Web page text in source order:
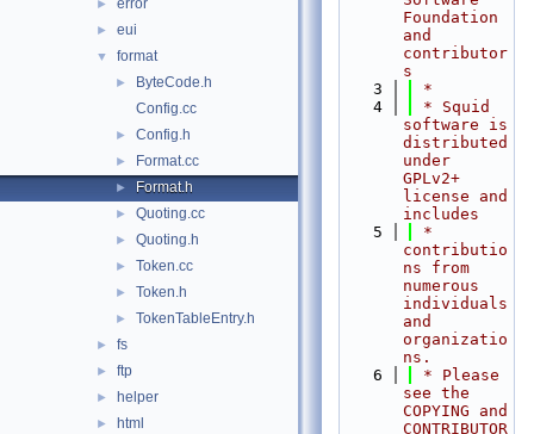
► error
► eui
▼ format
►
ByteCode.h
Config.cc
► Config.h
► Format.cc
► Format.h
► Quoting.cc
► Quoting.h
► Token.cc
► Token.h
► TokenTableEntry.h
► fs
► ftp
► helper
► html
Foundation
and
contributor
s
    3
*
    4
* Squid
software is
distributed
under
GPLv2+
license and
includes
    5
*
contributio
ns from
numerous
individuals
and
organizatio
ns.
    6
* Please
see the
COPYING and
CONTRIBUTOR